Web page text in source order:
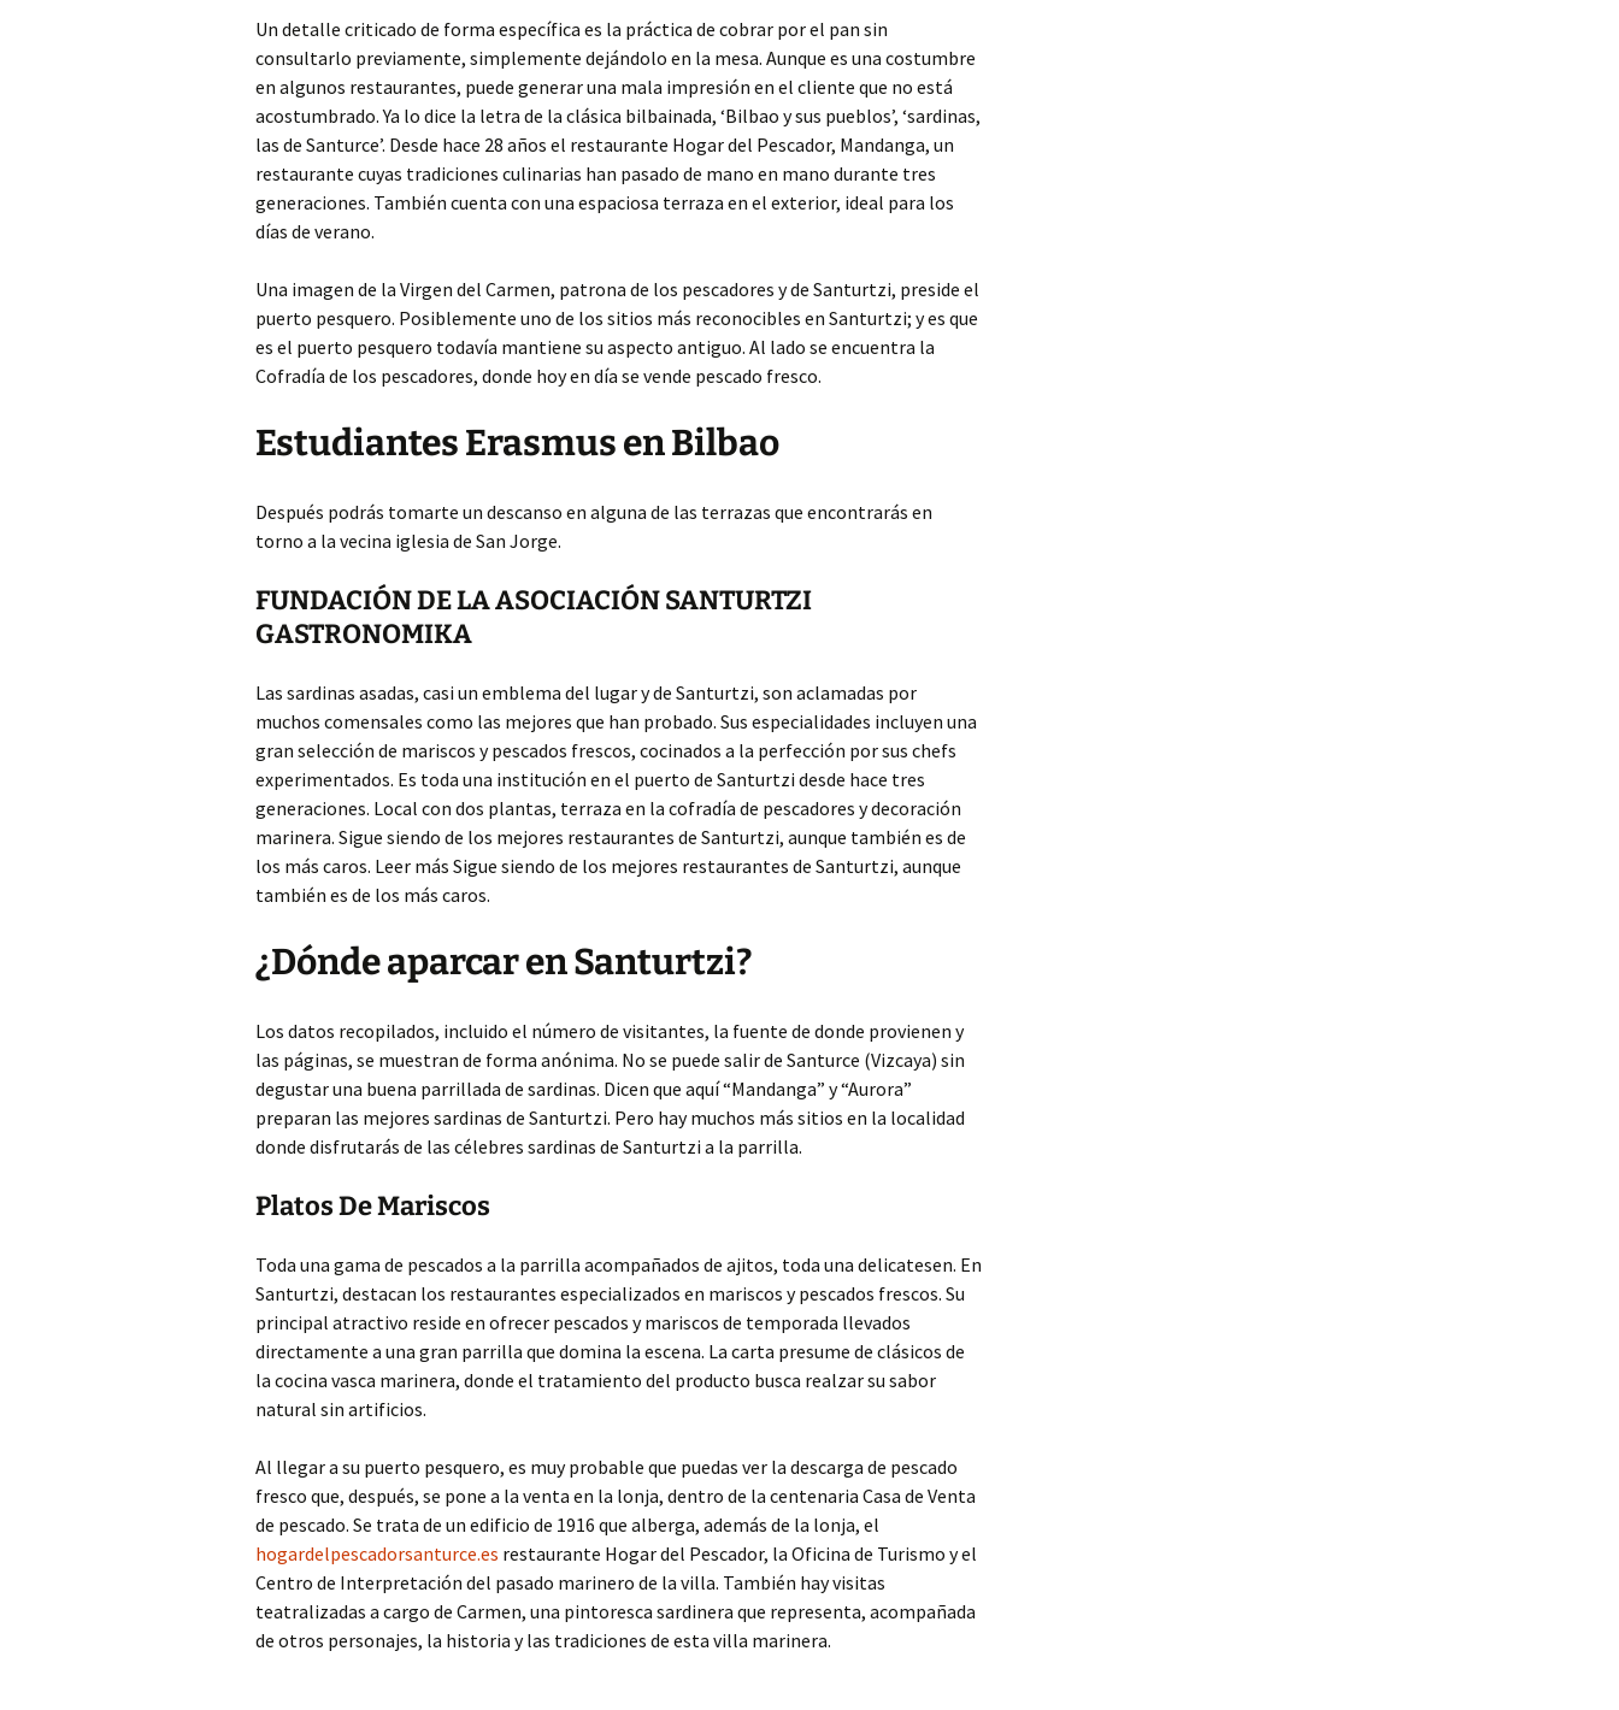
Un detalle criticado de forma específica es la práctica de cobrar por el pan sin
consultarlo previamente, simplemente dejándolo en la mesa. Aunque es una costumbre
en algunos restaurantes, puede generar una mala impresión en el cliente que no está
acostumbrado. Ya lo dice la letra de la clásica bilbainada, ‘Bilbao y sus pueblos’, ‘sardinas,
las de Santurce’. Desde hace 28 años el restaurante Hogar del Pescador, Mandanga, un
restaurante cuyas tradiciones culinarias han pasado de mano en mano durante tres
generaciones. También cuenta con una espaciosa terraza en el exterior, ideal para los
días de verano.
Una imagen de la Virgen del Carmen, patrona de los pescadores y de Santurtzi, preside el
puerto pesquero. Posiblemente uno de los sitios más reconocibles en Santurtzi; y es que
es el puerto pesquero todavía mantiene su aspecto antiguo. Al lado se encuentra la
Cofradía de los pescadores, donde hoy en día se vende pescado fresco.
Estudiantes Erasmus en Bilbao
Después podrás tomarte un descanso en alguna de las terrazas que encontrarás en
torno a la vecina iglesia de San Jorge.
FUNDACIÓN DE LA ASOCIACIÓN SANTURTZI
GASTRONOMIKA
Las sardinas asadas, casi un emblema del lugar y de Santurtzi, son aclamadas por
muchos comensales como las mejores que han probado. Sus especialidades incluyen una
gran selección de mariscos y pescados frescos, cocinados a la perfección por sus chefs
experimentados. Es toda una institución en el puerto de Santurtzi desde hace tres
generaciones. Local con dos plantas, terraza en la cofradía de pescadores y decoración
marinera. Sigue siendo de los mejores restaurantes de Santurtzi, aunque también es de
los más caros. Leer más Sigue siendo de los mejores restaurantes de Santurtzi, aunque
también es de los más caros.
¿Dónde aparcar en Santurtzi?
Los datos recopilados, incluido el número de visitantes, la fuente de donde provienen y
las páginas, se muestran de forma anónima. No se puede salir de Santurce (Vizcaya) sin
degustar una buena parrillada de sardinas. Dicen que aquí “Mandanga” y “Aurora”
preparan las mejores sardinas de Santurtzi. Pero hay muchos más sitios en la localidad
donde disfrutarás de las célebres sardinas de Santurtzi a la parrilla.
Platos De Mariscos
Toda una gama de pescados a la parrilla acompañados de ajitos, toda una delicatesen. En
Santurtzi, destacan los restaurantes especializados en mariscos y pescados frescos. Su
principal atractivo reside en ofrecer pescados y mariscos de temporada llevados
directamente a una gran parrilla que domina la escena. La carta presume de clásicos de
la cocina vasca marinera, donde el tratamiento del producto busca realzar su sabor
natural sin artificios.
Al llegar a su puerto pesquero, es muy probable que puedas ver la descarga de pescado
fresco que, después, se pone a la venta en la lonja, dentro de la centenaria Casa de Venta
de pescado. Se trata de un edificio de 1916 que alberga, además de la lonja, el
hogardelpescadorsanturce.es restaurante Hogar del Pescador, la Oficina de Turismo y el
Centro de Interpretación del pasado marinero de la villa. También hay visitas
teatralizadas a cargo de Carmen, una pintoresca sardinera que representa, acompañada
de otros personajes, la historia y las tradiciones de esta villa marinera.